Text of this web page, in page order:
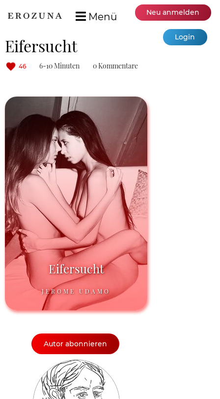
Menü Neu anmelden
Login
Eifersucht
46 6-10 Minuten 0 Kommentare
Eifersucht
JEROME UDAMO
Autor abonnieren